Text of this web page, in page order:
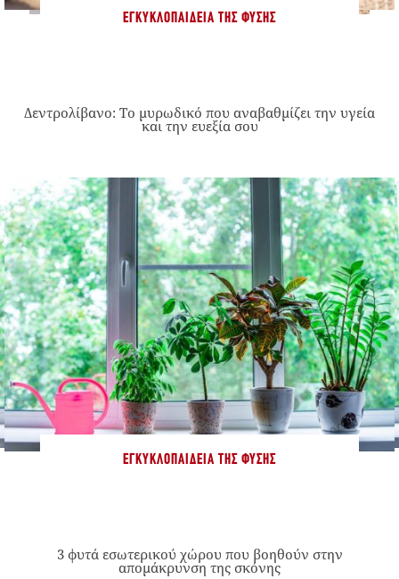
ΕΓΚΥΚΛΟΠΑΊΔΕΙΑ ΤΗΣ ΦΎΣΗΣ
Δεντρολίβανο: Το μυρωδικό που αναβαθμίζει την υγεία
και την ευεξία σου
ΕΓΚΥΚΛΟΠΑΊΔΕΙΑ ΤΗΣ ΦΎΣΗΣ
3 φυτά εσωτερικού χώρου που βοηθούν στην
απομάκρυνση της σκόνης